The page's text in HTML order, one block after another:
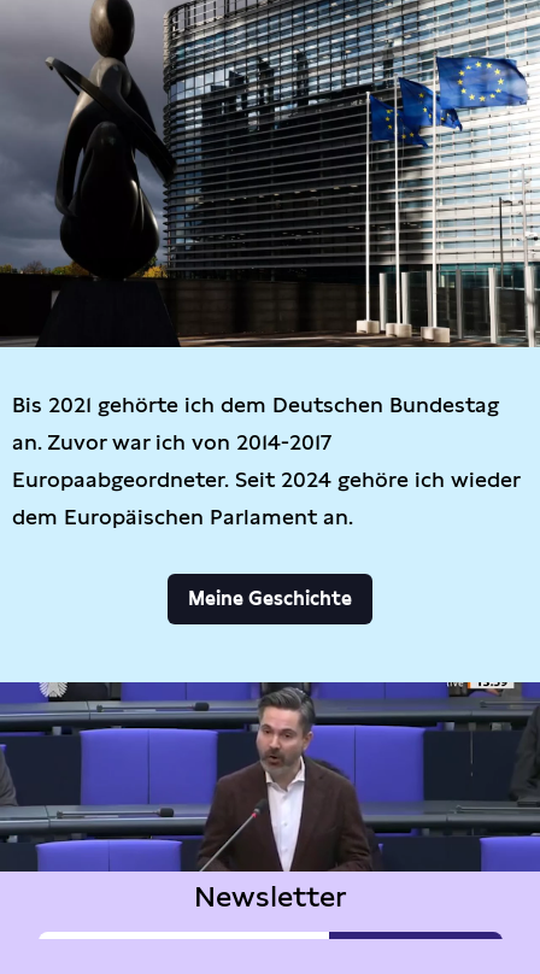
Bis 2021 gehörte ich dem Deutschen Bundestag
an. Zuvor war ich von 2014-2017
Europaabgeordneter. Seit 2024 gehöre ich wieder
dem Europäischen Parlament an.
Meine Geschichte
Newsletter